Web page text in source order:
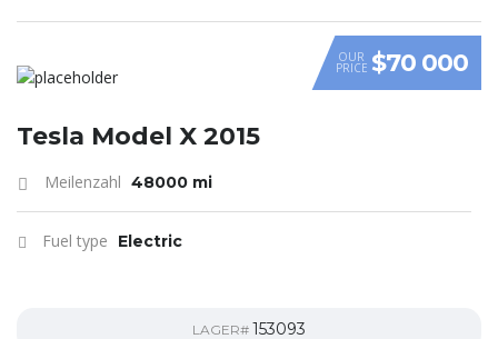
OUR
PRICE $70 000
Tesla Model X 2015
Meilenzahl 48000 mi
Fuel type Electric
LAGER# 153093